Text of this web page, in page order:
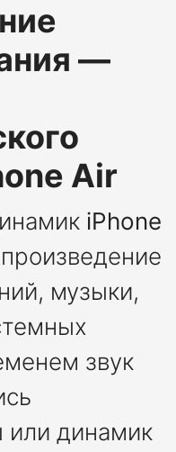
—
Air
iPhone
музыки,
звук
динамик